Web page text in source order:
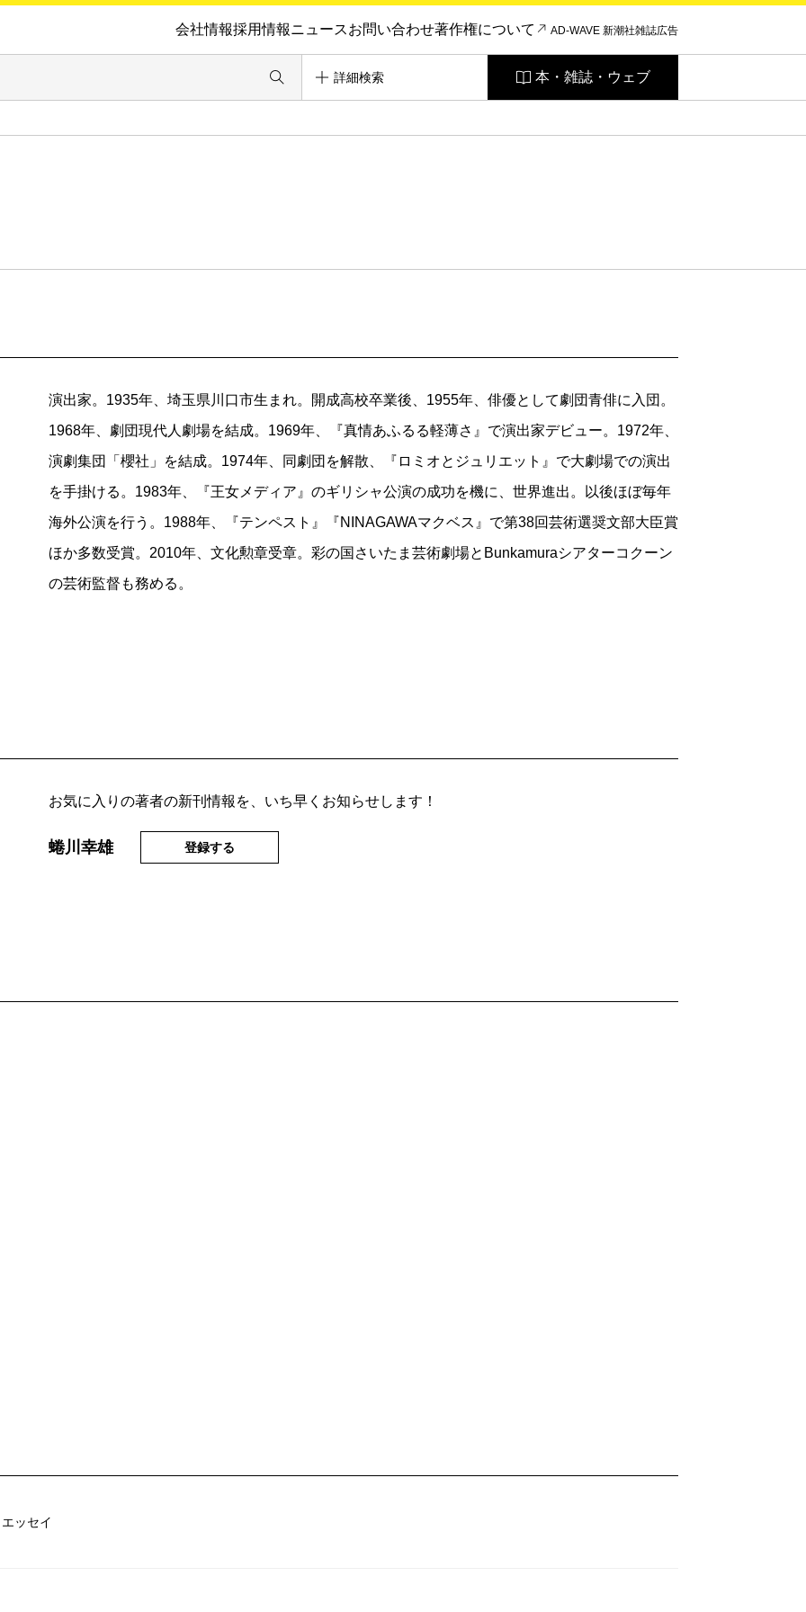
会社情報採用情報ニュースお問い合わせ著作権について AD-WAVE 新潮社雑誌広告
詳細検索 本・雑誌・ウェブ
演出家。1935年、埼玉県川口市生まれ。開成高校卒業後、1955年、俳優として劇団青俳に入団。
1968年、劇団現代人劇場を結成。1969年、『真情あふるる軽薄さ』で演出家デビュー。1972年、
演劇集団「櫻社」を結成。1974年、同劇団を解散、『ロミオとジュリエット』で大劇場での演出
を手掛ける。1983年、『王女メディア』のギリシャ公演の成功を機に、世界進出。以後ほぼ毎年
海外公演を行う。1988年、『テンペスト』『NINAGAWAマクベス』で第38回芸術選奨文部大臣賞
ほか多数受賞。2010年、文化勲章受章。彩の国さいたま芸術劇場とBunkamuraシアターコクーン
の芸術監督も務める。
お気に入りの著者の新刊情報を、いち早くお知らせします！
蜷川幸雄 登録する
ッセイ